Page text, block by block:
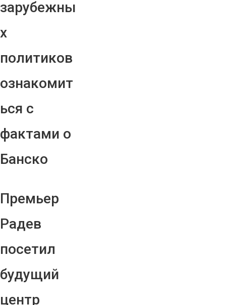
зарубежны
х
политиков
ознакомит
ься с
фактами о
Банско
Премьер
Радев
посетил
будущий
центр